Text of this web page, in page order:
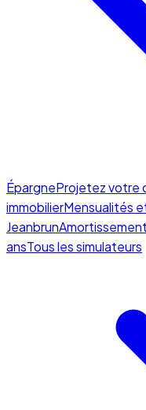
ÉpargneProjetez votre
immobilierMensualités
Jeanbrun
ansTous les simulateurs